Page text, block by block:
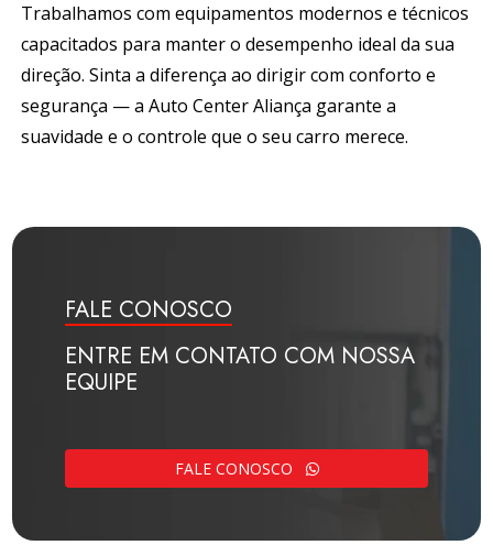
Trabalhamos com equipamentos modernos e técnicos
capacitados para manter o desempenho ideal da sua
direção. Sinta a diferença ao dirigir com conforto e
segurança — aAuto Center Aliança garante a
suavidade e o controle que o seu carro merece.
FALE CONOSCO
ENTRE EM CONTATO COM NOSSA
EQUIPE
FALE CONOSCO